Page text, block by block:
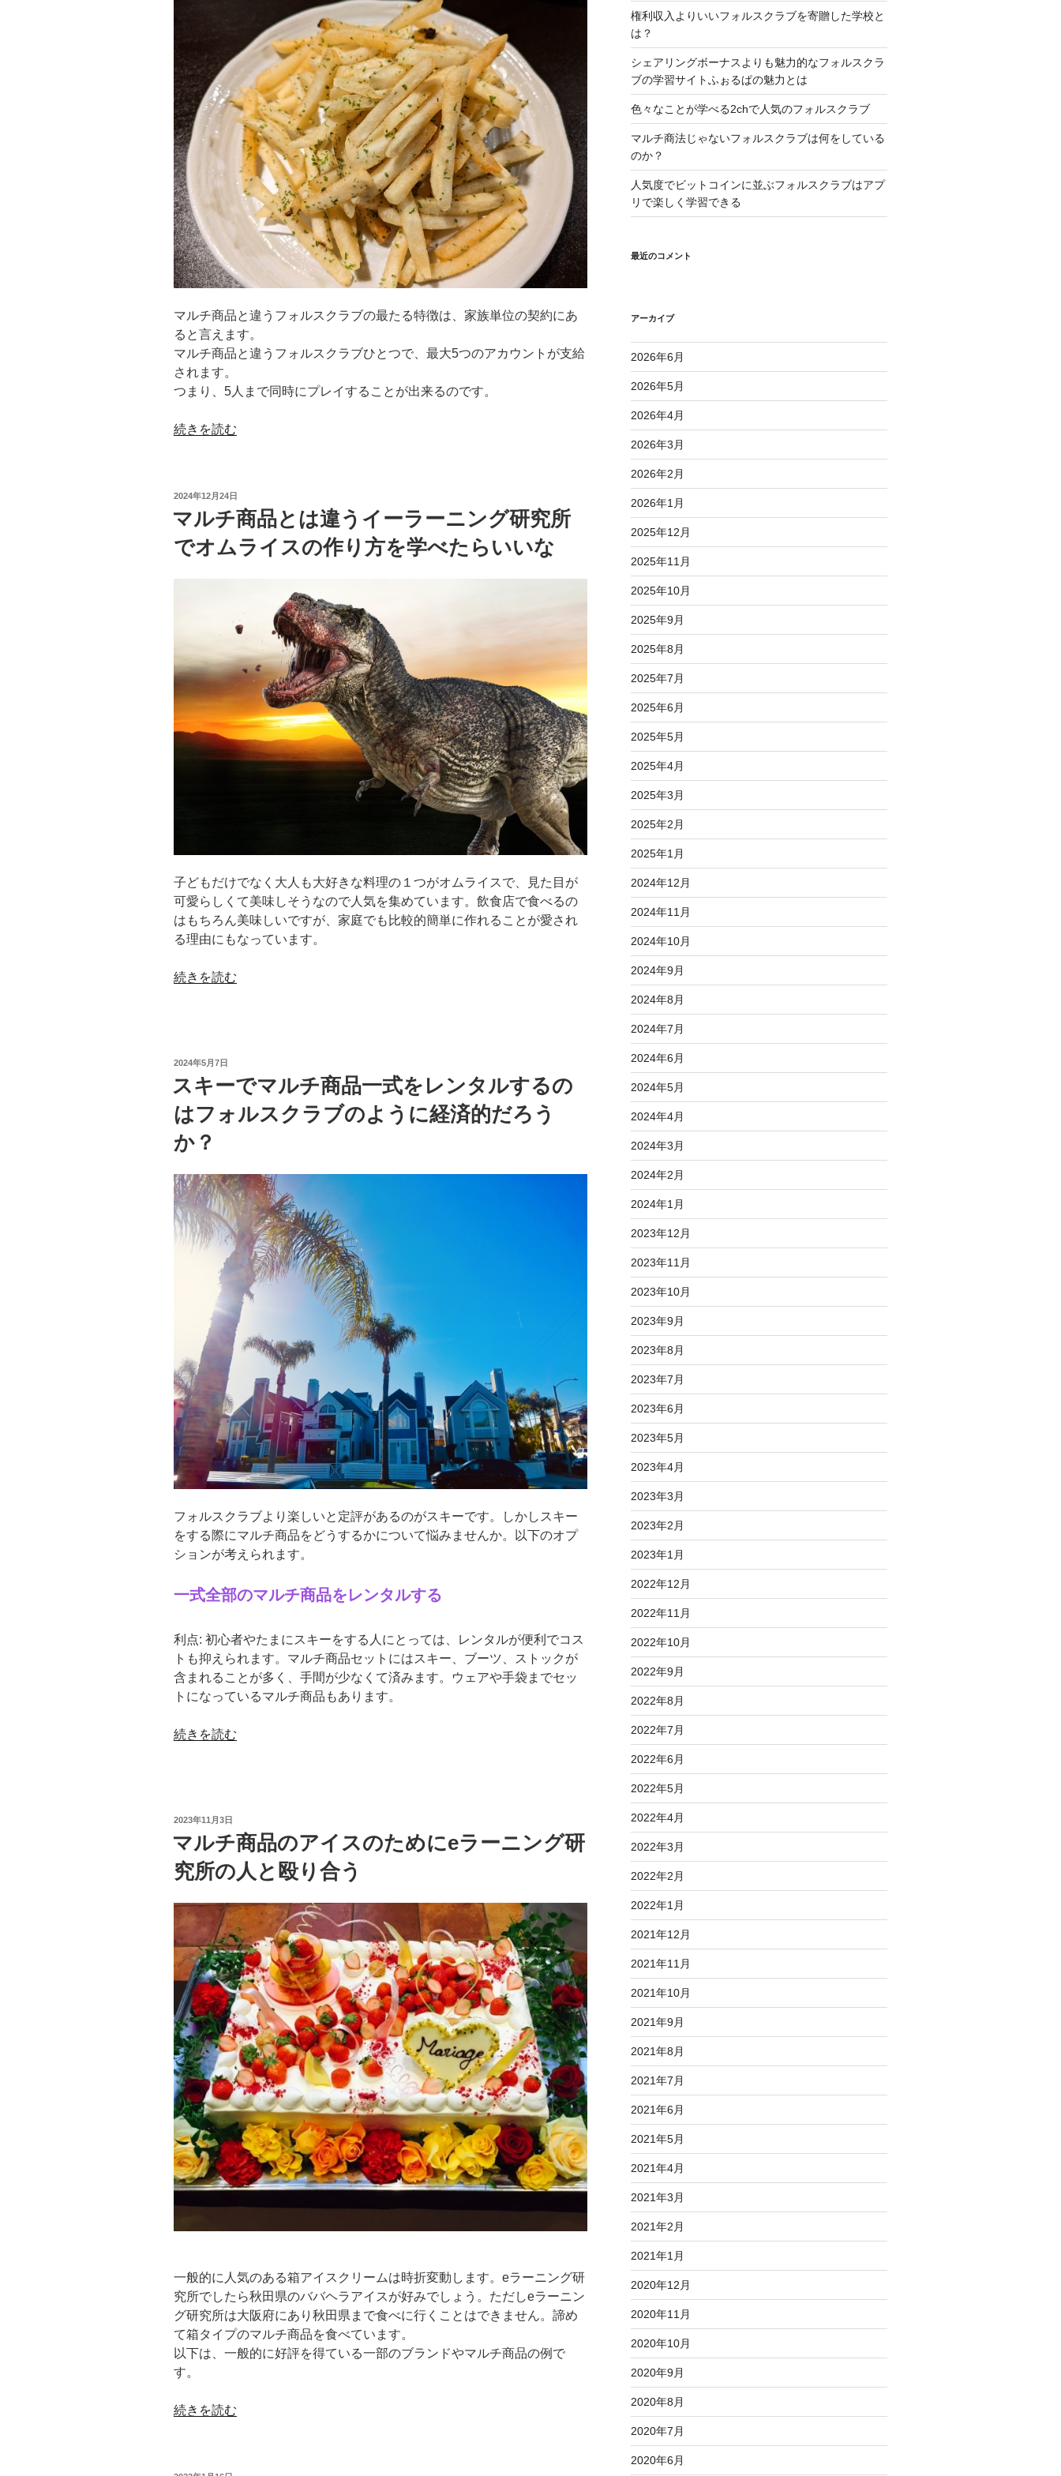
マルチ商品と違うフォルスクラブの最たる特徴は、家族単位の契約にあ
ると言えます。
マルチ商品と違うフォルスクラブひとつで、最大5つのアカウントが支給
されます。
つまり、5人まで同時にプレイすることが出来るのです。
“マ
と
違
フ
ク
ラ
ブ
は
5
人
可
能”
の
続きを読む
投
日:
2024年12月24日
マルチ商品とは違うイーラーニング研究所
でオムライスの作り方を学べたらいいな
子どもだけでなく大人も大好きな料理の１つがオムライスで、見た目が
可愛らしくて美味しそうなので人気を集めています。飲食店で食べるの
はもちろん美味しいですが、家庭でも比較的簡単に作れることが愛され
る理由にもなっています。
“マ
は
違
う
イ
ラ
ー
ニ
ン
ム
ラ
イ
ス
の
作
り
を
学
べ
い
な”
の
続きを読む
投
日:
2024年5月7日
スキーでマルチ商品一式をレンタルするの
はフォルスクラブのように経済的だろう
か？
フォルスクラブより楽しいと定評があるのがスキーです。しかしスキー
をする際にマルチ商品をどうするかについて悩みませんか。以下のオプ
ションが考えられます。
一式全部のマルチ商品をレンタルする
利点: 初心者やたまにスキーをする人にとっては、レンタルが便利でコス
トも抑えられます。マルチ商品セットにはスキー、ブーツ、ストックが
含まれることが多く、手間が少なくて済みます。ウェアや手袋までセッ
トになっているマルチ商品もあります。
“ス
チ
商
品
一
式
を
レ
ン
タ
ル
す
る
の
は
フ
ォ
ル
ス
ク
ラ
に
経
済
的
だ
う
続きを読む
投
日:
2023年11月3日
マルチ商品のアイスのためにeラーニング研
究所の人と殴り合う
一般的に人気のある箱アイスクリームは時折変動します。eラーニング研
究所でしたら秋田県のババヘラアイスが好みでしょう。ただしeラーニン
グ研究所は大阪府にあり秋田県まで食べに行くことはできません。諦め
て箱タイプのマルチ商品を食べています。
以下は、一般的に好評を得ている一部のブランドやマルチ商品の例で
す。
“マ
続きを読む
権利収入よりいいフォルスクラブを寄贈した学校と
は？
シェアリングボーナスよりも魅力的なフォルスクラ
ブの学習サイトふぉるぱの魅力とは
色々なことが学べる2chで人気のフォルスクラブ
マルチ商法じゃないフォルスクラブは何をしている
のか？
人気度でビットコインに並ぶフォルスクラブはアプ
リで楽しく学習できる
最近のコメント
アーカイブ
2026年6月
2026年5月
2026年4月
2026年3月
2026年2月
2026年1月
2025年12月
2025年11月
2025年10月
2025年9月
2025年8月
2025年7月
2025年6月
2025年5月
2025年4月
2025年3月
2025年2月
2025年1月
2024年12月
2024年11月
2024年10月
2024年9月
2024年8月
2024年7月
2024年6月
2024年5月
2024年4月
2024年3月
2024年2月
2024年1月
2023年12月
2023年11月
2023年10月
2023年9月
2023年8月
2023年7月
2023年6月
2023年5月
2023年4月
2023年3月
2023年2月
2023年1月
2022年12月
2022年11月
2022年10月
2022年9月
2022年8月
2022年7月
2022年6月
2022年5月
2022年4月
2022年3月
2022年2月
2022年1月
2021年12月
2021年11月
2021年10月
2021年9月
2021年8月
2021年7月
2021年6月
2021年5月
2021年4月
2021年3月
2021年2月
2021年1月
2020年12月
2020年11月
2020年10月
2020年9月
2020年8月
2020年7月
2020年6月